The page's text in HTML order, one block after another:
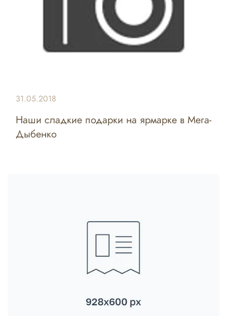
Наши сладкие подарки на ярмарке в Мега-
Дыбенко
31.05.2018